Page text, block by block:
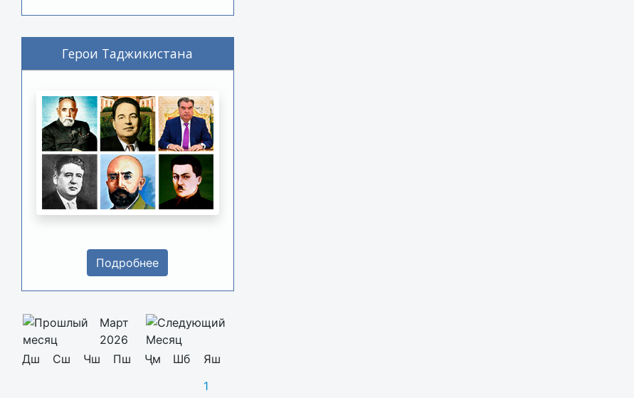
Герои Таджикистана
Подробнее
Март
2026
Дш
Сш Чш Пш Ҷм Шб
Яш
1